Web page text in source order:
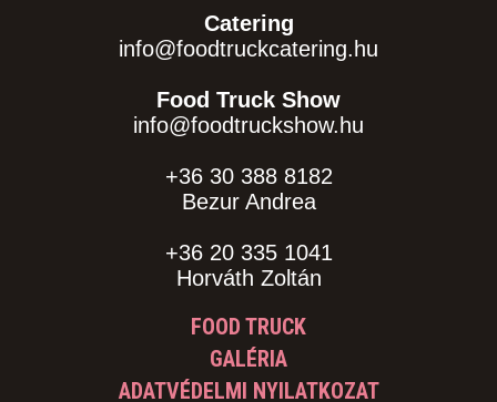
Catering
info@foodtruckcatering.hu
Food Truck Show
info@foodtruckshow.hu
+36 30 388 8182
Bezur Andrea
+36 20 335 1041
Horváth Zoltán
FOOD TRUCK
GALÉRIA
ADATVÉDELMI NYILATKOZAT